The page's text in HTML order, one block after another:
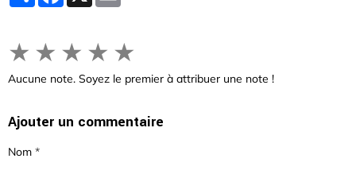
★ ★ ★ ★ ★
Aucune note. Soyez le premier à attribuer une note !
Ajouter un commentaire
Nom